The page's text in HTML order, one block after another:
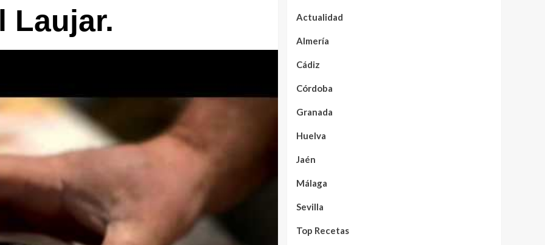
Laujar. Actualidad
Almería
Cádiz
Córdoba
Granada
Huelva
Jaén
Málaga
Sevilla
Top Recetas